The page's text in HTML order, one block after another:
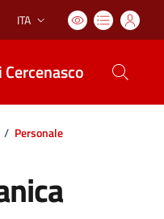
Lingua attiva:
ITA
/ Personale